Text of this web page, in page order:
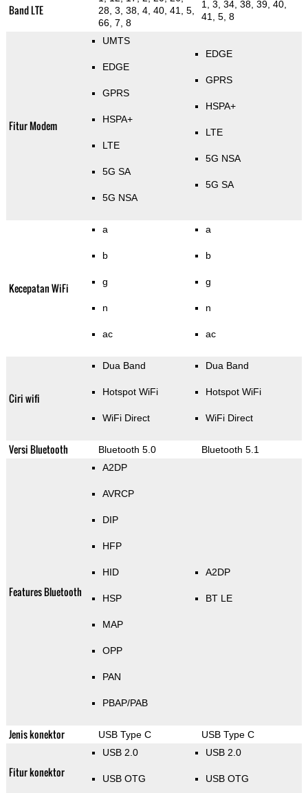
Band LTE
28, 3, 38, 4, 40, 41, 5,
66, 7, 8
1, 3, 34, 38, 39, 40,
41, 5, 8
Fitur Modem
UMTS
EDGE
GPRS
HSPA+
LTE
5G SA
5G NSA
EDGE
GPRS
HSPA+
LTE
5G NSA
5G SA
Kecepatan WiFi
a
b
g
n
ac
a
b
g
n
ac
Ciri wifi
Dua Band
Hotspot WiFi
WiFi Direct
Dua Band
Hotspot WiFi
WiFi Direct
Versi Bluetooth Bluetooth 5.0 Bluetooth 5.1
Features Bluetooth
A2DP
AVRCP
DIP
HFP
HID
HSP
MAP
OPP
PAN
PBAP/PAB
A2DP
BT LE
Jenis konektor USB Type C USB Type C
Fitur konektor
USB 2.0
USB OTG
USB 2.0
USB OTG